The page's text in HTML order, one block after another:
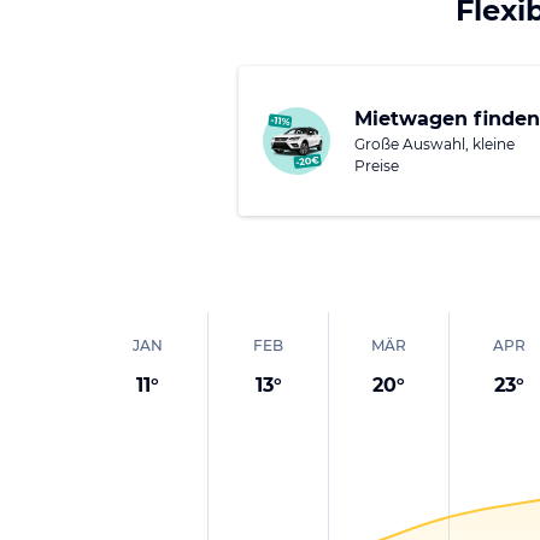
das Stadtbild auf
traditionsreiche
und typische
Auch die
Mietwagen finden
Große Auswahl, kleine
Preise
JAN
11°
FEB
13°
MÄR
20°
APR
23°